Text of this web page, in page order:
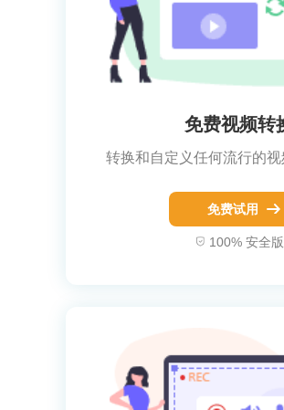
免费视频转
转换和自定义任何流行的视
免费试用
100% 安全版